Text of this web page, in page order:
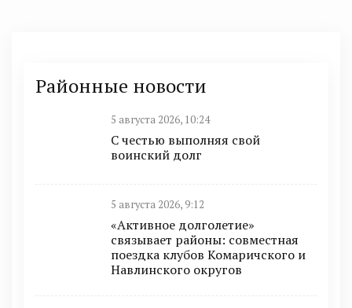
Районные новости
5 августа 2026, 10:24
С честью выполняя свой
воинский долг
5 августа 2026, 9:12
«Активное долголетие»
связывает районы: совместная
поездка клубов Комаричского и
Навлинского округов